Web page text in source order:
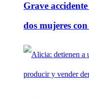
Grave
dos mujeres